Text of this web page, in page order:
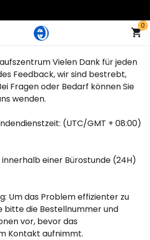
0
Vielen Dank für jeden
Feedback, wir sind bestrebt,
Fragen oder Bedarf können Sie
wenden.
(UTC/GMT + 08:00)
einer Bürostunde (24H)
Um das Problem effizienter zu
bitte die Bestellnummer und
vor, bevor das
Kontakt aufnimmt.